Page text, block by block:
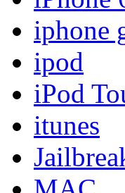
iphone
ipod
iPod
itunes